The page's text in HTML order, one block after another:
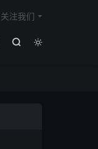


关注我们